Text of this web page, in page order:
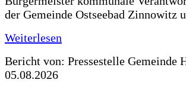
der Gemeinde Ostseebad Zinnowitz
Weiterlesen
Bericht von: Pressestelle Gemeinde
05.08.2026